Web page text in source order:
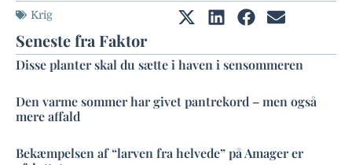
Krig
Seneste fra Faktor
Disse planter skal du sætte i haven i sensommeren
Den varme sommer har givet pantrekord – men også
mere affald
Bekæmpelsen af “larven fra helvede” på Amager er